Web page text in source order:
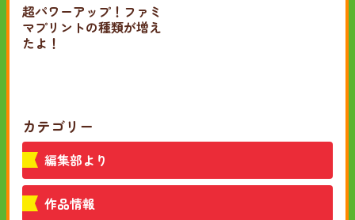
超パワーアップ！ファミ
マプリントの種類が増え
たよ！
カテゴリー
編集部より
作品情報